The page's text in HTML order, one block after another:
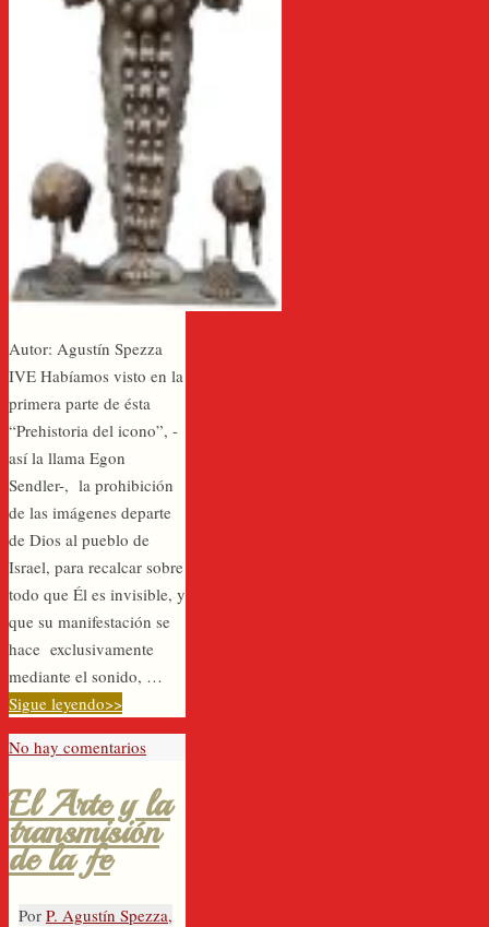
Autor: Agustín Spezza
IVE Habíamos visto en la
primera parte de ésta
“Prehistoria del icono”, -
así la llama Egon
Sendler-, la prohibición
de las imágenes departe
de Dios al pueblo de
Israel, para recalcar sobre
todo que Él es invisible, y
que su manifestación se
hace exclusivamente
mediante el sonido, …
Sigue leyendo>>
No hay comentarios
El Arte y la
transmisión
de la fe
Por P. Agustín Spezza,